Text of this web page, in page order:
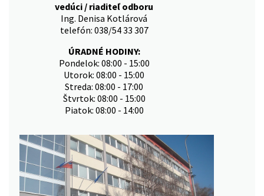
vedúci / riaditeľ odboru
Ing. Denisa Kotlárová
telefón: 038/54 33 307
ÚRADNÉ HODINY:
Pondelok: 08:00 - 15:00
Utorok: 08:00 - 15:00
Streda: 08:00 - 17:00
Štvrtok: 08:00 - 15:00
Piatok: 08:00 - 14:00